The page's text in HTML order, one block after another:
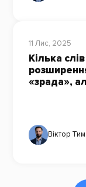
11 Лис, 2025
Кілька
«зрада»,
Віктор